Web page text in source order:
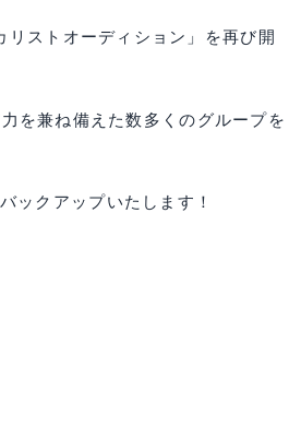
ストオーディション」を再び開
を兼ね備えた数多くのグループを
ックアップいたします！